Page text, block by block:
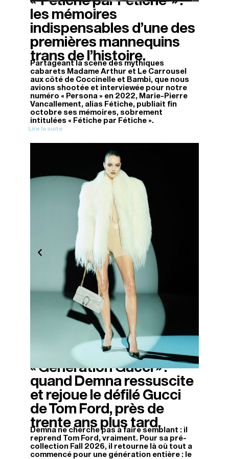
les mémoires
indispensables d’une des
premières mannequins
trans de l’histoire.
Partageant la scène des mythiques
cabarets Madame Arthur et Le Carrousel
aux côté de Coccinelle et Bambi, que nous
avions shootée et interviewée pour notre
numéro « Persona » en 2022, Marie-Pierre
Vancallement, alias Fétiche, publiait fin
octobre ses mémoires, sobrement
intitulées « Fétiche par Fétiche ».
Lire la suite
« Generation Gucci » :
quand Demna ressuscite
et rejoue le défilé Gucci
de Tom Ford, près de
trente ans plus tard.
Demna ne cherche pas à faire semblant : il
reprend Tom Ford, vraiment. Pour sa pré-
collection Fall 2026, il retourne là où tout a
commencé pour une génération entière : le